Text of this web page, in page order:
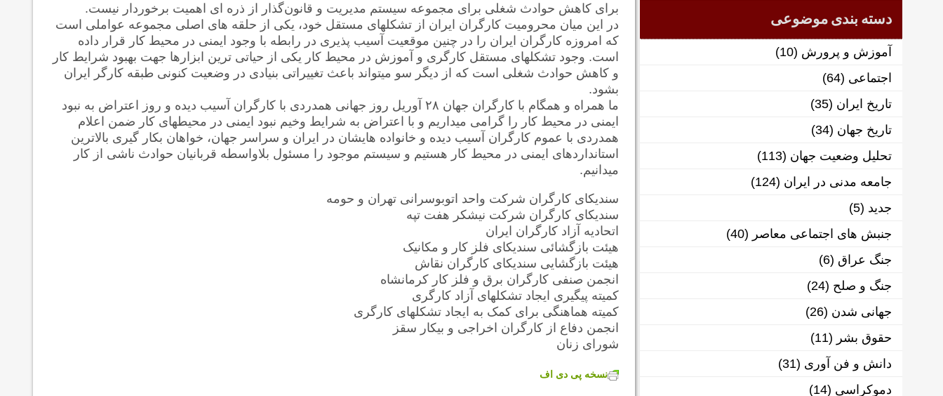
برای کاهش حوادث شغلی برای مجموعه سیستم مدیریت و قانون‌گذار از ذره ای اهمیت برخوردار نیست.
در این میان محرومیت کارگران ایران از تشکلهای مستقل خود، یکی از حلقه های اصلی مجموعه عواملی است
که امروزه کارگران ایران را در چنین موقعیت آسیب پذیری در رابطه با وجود ایمنی در محیط کار قرار داده
است. وجود تشکلهای مستقل کارگری و آموزش در محیط کار یکی از حیاتی ترین ابزارها جهت بهبود شرایط کار
و کاهش حوادث شغلی است که از دیگر سو میتواند باعث تغییراتی بنیادی در وضعیت کنونی طبقه کارگر ایران
بشود.
ما همراه و همگام با کارگران جهان
۲ ٨ آوریل روز جهانی همدردی با کارگران آسیب دیده و روز اعتراض به نبود
ایمنی در محیط کار را گرامی میداریم و با اعتراض به شرایط وخیم نبود ایمنی در محیطهای کار ضمن اعلام
همدردی با عموم کارگران آسیب دیده و خانواده هایشان در ایران و سراسر جهان، خواهان بکار گیری بالاترین
استانداردهای ایمنی در محیط کار هستیم و سیستم موجود را مسئول بلاواسطه قربانیان حوادث ناشی از کار
میدانیم.
سندیکای کارگران شرکت واحد اتوبوسرانی تهران و حومه
سندیکای کارگران شرکت نیشکر هفت تپه
اتحادیه آزاد کارگران ایران
هیئت بازگشائی سندیکای فلز کار و مکانیک
هیئت بازگشایی سندیکای کارگران نقاش
انجمن صنفی کارگران برق و فلز کار کرمانشاه
کمیته پیگیری ایجاد تشکلهای آزاد کارگری
کمیته هماهنگی برای کمک به ایجاد تشکلهای کارگری
انجمن دفاع از کارگران اخراجی و بیکار سقز
شورای زنان
نسخه پی دی اف
دسته بندی موضوعی
آموزش و پرورش (10)
اجتماعی (64)
تاریخ ایران (35)
تاریخ جهان (34)
تحلیل وضعیت جهان (113)
جامعه مدنی در ایران (124)
جدید (5)
جنبش های اجتماعی معاصر (40)
جنگ عراق (6)
جنگ و صلح (24)
جهانی شدن (26)
حقوق بشر (11)
دانش و فن آوری (31)
دموکراسی (14)